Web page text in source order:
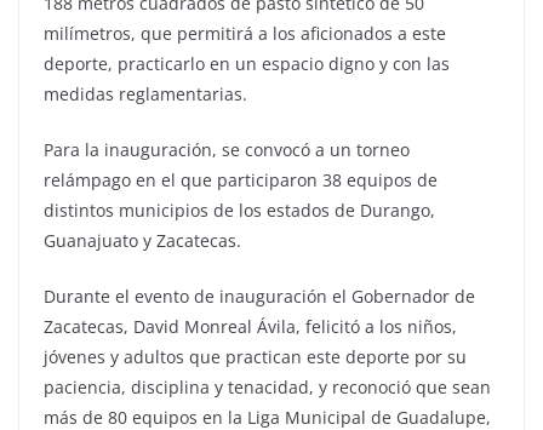
milímetros, que permitirá a los aficionados a este
deporte, practicarlo en un espacio digno y con las
medidas reglamentarias.
Para la inauguración, se convocó a un torneo
relámpago en el que participaron 38 equipos de
distintos municipios de los estados de Durango,
Guanajuato y Zacatecas.
Durante el evento de inauguración el Gobernador de
Zacatecas, David Monreal Ávila, felicitó a los niños,
jóvenes y adultos que practican este deporte por su
paciencia, disciplina y tenacidad, y reconoció que sean
más de 80 equipos en la Liga Municipal de Guadalupe,